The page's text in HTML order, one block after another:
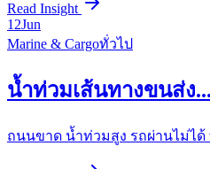
Read Insight
12Jun
Marine & Cargoทั่วไป
น้ำท่วมเส้นทางขนส่ง
ถนนขาด น้ำท่วมสูง รถผ่านไม่ไ